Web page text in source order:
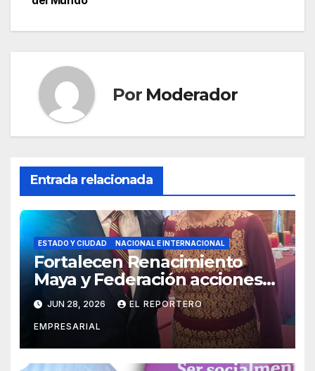
Por Moderador
Entrada relacionada
ESTADO Y CIUDAD NACIONAL E INTERNACIONAL
Fortalecen Renacimiento
Maya y Federación acciones
para consolidar un sistema de
salud digno para las familias
yucatecas
JUN 28, 2026 EL REPORTERO
EMPRESARIAL